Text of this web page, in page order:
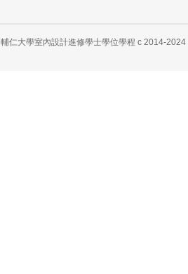
| 輔仁大學室內設計進修學士學位學程 c 2014-